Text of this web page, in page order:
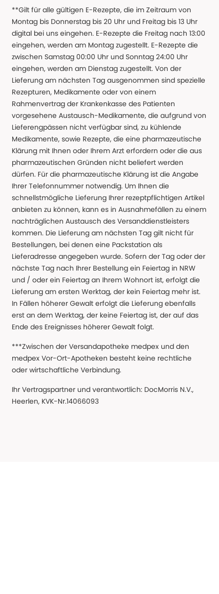
**Gilt für alle gültigen E-Rezepte, die im Zeitraum von
Montag bis Donnerstag bis 20 Uhr und Freitag bis 13 Uhr
digital bei uns eingehen. E-Rezepte die Freitag nach 13:00
eingehen, werden am Montag zugestellt. E-Rezepte die
zwischen Samstag 00:00 Uhr und Sonntag 24:00 Uhr
eingehen, werden am Dienstag zugestellt. Von der
Lieferung am nächsten Tag ausgenommen sind spezielle
Rezepturen, Medikamente oder von einem
Rahmenvertrag der Krankenkasse des Patienten
vorgesehene Austausch-Medikamente, die aufgrund von
Lieferengpässen nicht verfügbar sind, zu kühlende
Medikamente, sowie Rezepte, die eine pharmazeutische
Klärung mit Ihnen oder Ihrem Arzt erfordern oder die aus
pharmazeutischen Gründen nicht beliefert werden
dürfen. Für die pharmazeutische Klärung ist die Angabe
Ihrer Telefonnummer notwendig. Um Ihnen die
schnellstmögliche Lieferung Ihrer rezeptpflichtigen Artikel
anbieten zu können, kann es in Ausnahmefällen zu einem
nachträglichen Austausch des Versanddienstleisters
kommen. Die Lieferung am nächsten Tag gilt nicht für
Bestellungen, bei denen eine Packstation als
Lieferadresse angegeben wurde. Sofern der Tag oder der
nächste Tag nach Ihrer Bestellung ein Feiertag in NRW
und / oder ein Feiertag an Ihrem Wohnort ist, erfolgt die
Lieferung am ersten Werktag, der kein Feiertag mehr ist.
In Fällen höherer Gewalt erfolgt die Lieferung ebenfalls
erst an dem Werktag, der keine Feiertag ist, der auf das
Ende des Ereignisses höherer Gewalt folgt.
***Zwischen der Versandapotheke medpex und den
medpex Vor-Ort-Apotheken besteht keine rechtliche
oder wirtschaftliche Verbindung.
Ihr Vertragspartner und verantwortlich: DocMorris N.V.,
Heerlen, KVK-Nr.14066093